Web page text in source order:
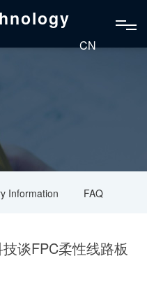
CN
Information FAQ
谈FPC柔性线路板